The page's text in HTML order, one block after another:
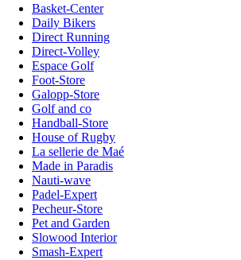
Basket-Center
Daily Bikers
Direct Running
Direct-Volley
Espace Golf
Foot-Store
Galopp-Store
Golf and co
Handball-Store
House of Rugby
La sellerie de Maé
Made in Paradis
Nauti-wave
Padel-Expert
Pecheur-Store
Pet and Garden
Slowood Interior
Smash-Expert